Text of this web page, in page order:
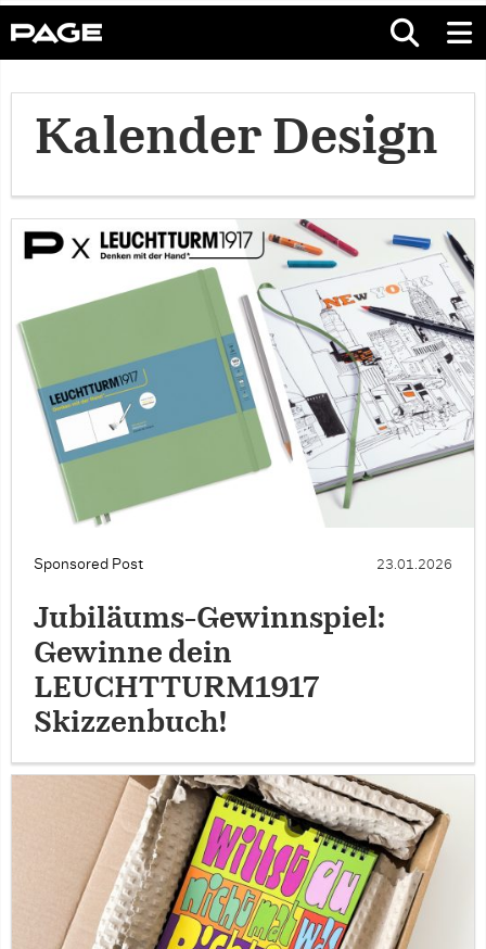
Kalender Design
Sponsored Post 23.01.2026
Jubiläums-Gewinnspiel:
Gewinne dein
LEUCHTTURM1917
Skizzenbuch!